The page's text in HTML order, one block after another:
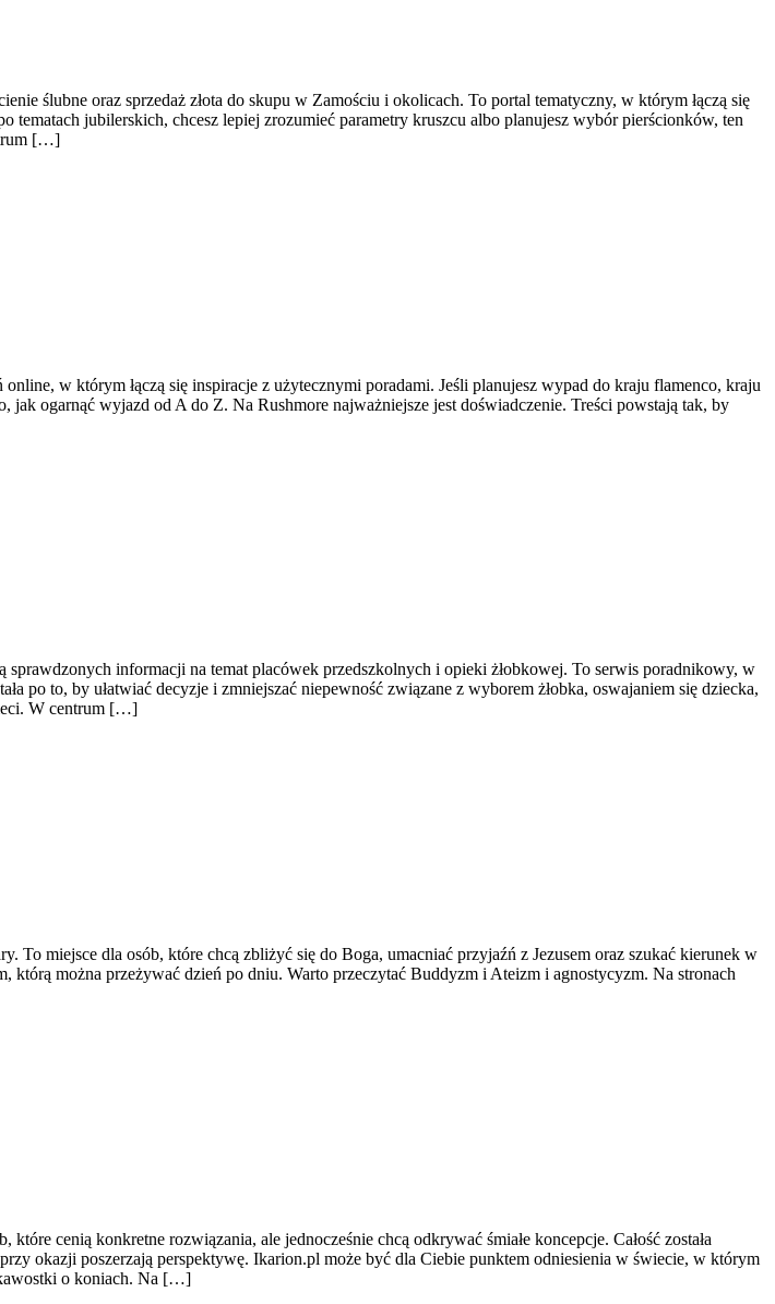
ślubne oraz sprzedaż złota do skupu w Zamościu i okolicach. To portal tematyczny, w którym łączą się
jubilerskich, chcesz lepiej zrozumieć parametry kruszcu albo planujesz wybór pierścionków, ten
[…]
w którym łączą się inspiracje z użytecznymi poradami. Jeśli planujesz wypad do kraju flamenco, kraju
ogarnąć wyjazd od A do Z. Na Rushmore najważniejsze jest doświadczenie. Treści powstają tak, by
informacji na temat placówek przedszkolnych i opieki żłobkowej. To serwis poradnikowy, w
po to, by ułatwiać decyzje i zmniejszać niepewność związane z wyborem żłobka, oswajaniem się dziecka,
W centrum […]
miejsce dla osób, które chcą zbliżyć się do Boga, umacniać przyjaźń z Jezusem oraz szukać kierunek w
którą można przeżywać dzień po dniu. Warto przeczytać Buddyzm i Ateizm i agnostycyzm. Na stronach
cenią konkretne rozwiązania, ale jednocześnie chcą odkrywać śmiałe koncepcje. Całość została
okazji poszerzają perspektywę. Ikarion.pl może być dla Ciebie punktem odniesienia w świecie, w którym
o koniach. Na […]